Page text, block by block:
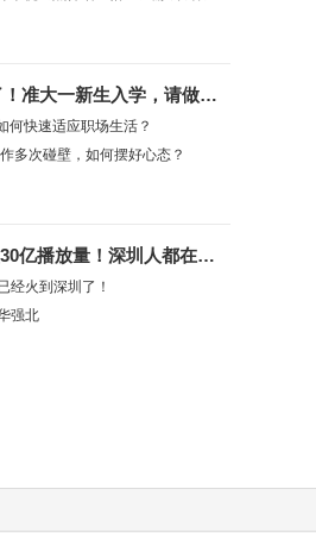
刘婷心观察｜收心了！准大一新生入学，请做好这些准备
何快速适应职场生活？
多次碰壁，如何摆好心态？
一周冰纷播 | 全网超30亿播放量！深圳人都在模仿……
经火到深圳了！
强北